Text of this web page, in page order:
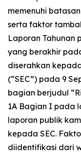
memenuhi
serta faktor
Laporan Tahunan
yang berakhir
diserahkan
(“SEC”) pada 9
bagian berjudul
1A Bagian I pada
laporan publik
kepada SEC.
diidentifikasi dari